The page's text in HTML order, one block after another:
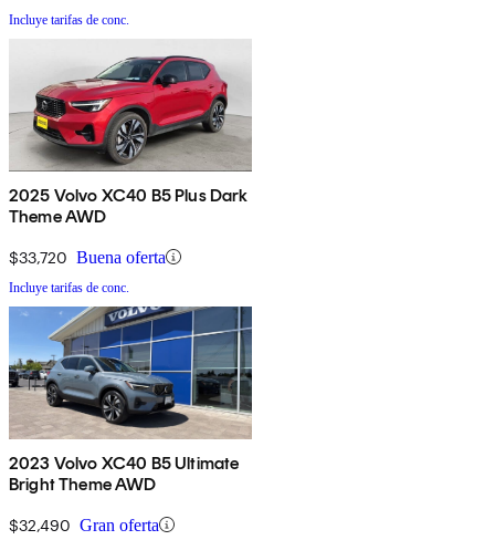
Incluye tarifas de conc.
2025 Volvo XC40 B5 Plus Dark
Theme AWD
$33,720 Buena oferta
Incluye tarifas de conc.
2023 Volvo XC40 B5 Ultimate
Bright Theme AWD
$32,490 Gran oferta